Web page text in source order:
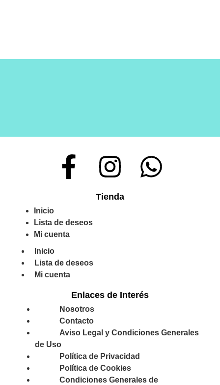
Tienda
Inicio
Lista de deseos
Mi cuenta
Inicio
Lista de deseos
Mi cuenta
Enlaces de Interés
Nosotros
Contacto
Aviso Legal y Condiciones Generales
de Uso
Política de Privacidad
Política de Cookies
Condiciones Generales de